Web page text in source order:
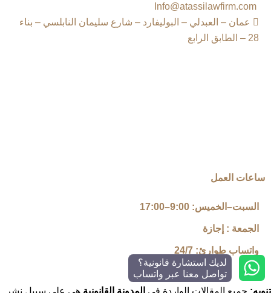
Info@atassilawfirm.com
عمان – العبدلي – البوليفارد – شارع سليمان النابلسي – بناء
28 – الطابق الرابع
ساعات العمل
السبت–الخميس: 9:00–17:00
الجمعة : إجازة
واتساب طوارئ: 24/7
تنويه: جميع المقالات الواردة في المدونة القانونية هي على سبيل نشر
لديك استشارة قانونية؟
تواصل معنا عبر واتساب